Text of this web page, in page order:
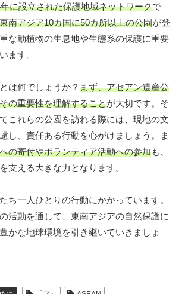
に設立された保護地域ネットワークで
東南アジア10カ国に50カ所以上の公園が登
な動植物の生息地や生態系の保護に重要
ます。
は何でしょうか？ まず、アセアン遺産公
の重要性を理解することが大切です。そ
これらの公園を訪れる際には、現地の文
し、責任ある行動を心がけましょう。ま
の寄付やボランティア活動への参加も、
支える大きな力となります。
ち一人ひとりの行動にかかっています。
活動を通して、東南アジアの自然保護に
かな地球環境を引き継いでいきましょ